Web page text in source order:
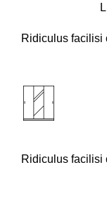
Ridiculus facilisi
Ridiculus facilisi